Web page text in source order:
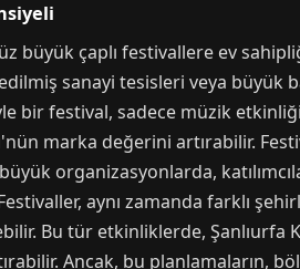
büyük çaplı festivallere ev
sanayi tesisleri veya
bir festival, sadece müzik
marka değerini artırabilir.
organizasyonlarda,
aynı zamanda farklı
Bu tür etkinliklerde,
Ancak, bu planlamaların,